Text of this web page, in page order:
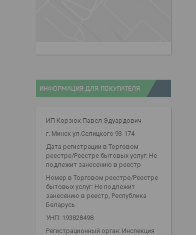
ИНФОРМАЦИЯ ДЛЯ ПОКУПАТЕЛЯ
ИП Корзюк Павел Эдуардович
г. Минск ул.Селицкого 93-174
Дата регистрации в Торговом
реестре/Реестре бытовых услуг: Не
подлежит занесению в реестр
Номер в Торговом реестре/Реестре
бытовых услуг: Не подлежит
занесению в реестр, Республика
Беларусь
УНП: 193828498
Регистрационный орган: Инспекция